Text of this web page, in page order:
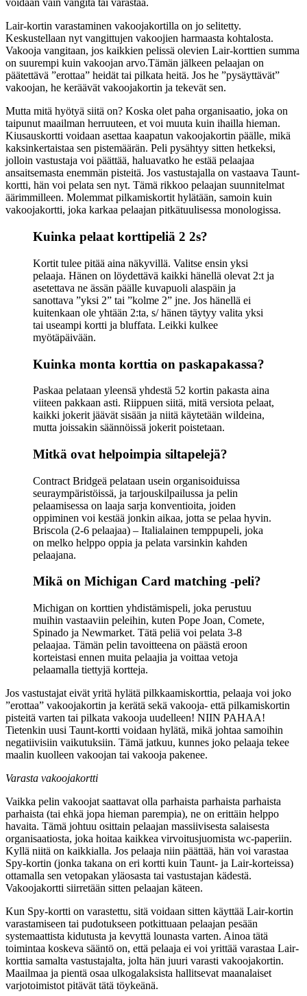
voidaan vain vangita tai varastaa.
Lair-kortin varastaminen vakoojakortilla on jo selitetty.
Keskustellaan nyt vangittujen vakoojien harmaasta kohtalosta.
Vakooja vangitaan, jos kaikkien pelissä olevien Lair-korttien summa
on suurempi kuin vakoojan arvo.Tämän jälkeen pelaajan on
päätettävä ”erottaa” heidät tai pilkata heitä. Jos he ”pysäyttävät”
vakoojan, he keräävät vakoojakortin ja tekevät sen.
Mutta mitä hyötyä siitä on? Koska olet paha organisaatio, joka on
taipunut maailman herruuteen, et voi muuta kuin ihailla hieman.
Kiusauskortti voidaan asettaa kaapatun vakoojakortin päälle, mikä
kaksinkertaistaa sen pistemäärän. Peli pysähtyy sitten hetkeksi,
jolloin vastustaja voi päättää, haluavatko he estää pelaajaa
ansaitsemasta enemmän pisteitä. Jos vastustajalla on vastaava Taunt-
kortti, hän voi pelata sen nyt. Tämä rikkoo pelaajan suunnitelmat
äärimmilleen. Molemmat pilkamiskortit hylätään, samoin kuin
vakoojakortti, joka karkaa pelaajan pitkätuulisessa monologissa.
Kuinka pelaat korttipeliä 2 2s?
Kortit tulee pitää aina näkyvillä. Valitse ensin yksi
pelaaja. Hänen on löydettävä kaikki hänellä olevat 2:t ja
asetettava ne ässän päälle kuvapuoli alaspäin ja
sanottava ”yksi 2” tai ”kolme 2” jne. Jos hänellä ei
kuitenkaan ole yhtään 2:ta, s/ hänen täytyy valita yksi
tai useampi kortti ja bluffata. Leikki kulkee
myötäpäivään.
Kuinka monta korttia on paskapakassa?
Paskaa pelataan yleensä yhdestä 52 kortin pakasta aina
viiteen pakkaan asti. Riippuen siitä, mitä versiota pelaat,
kaikki jokerit jäävät sisään ja niitä käytetään wildeina,
mutta joissakin säännöissä jokerit poistetaan.
Mitkä ovat helpoimpia siltapelejä?
Contract Bridgeä pelataan usein organisoiduissa
seuraympäristöissä, ja tarjouskilpailussa ja pelin
pelaamisessa on laaja sarja konventioita, joiden
oppiminen voi kestää jonkin aikaa, jotta se pelaa hyvin.
Briscola (2-6 pelaajaa) – Italialainen temppupeli, joka
on melko helppo oppia ja pelata varsinkin kahden
pelaajana.
Mikä on Michigan Card matching -peli?
Michigan on korttien yhdistämispeli, joka perustuu
muihin vastaaviin peleihin, kuten Pope Joan, Comete,
Spinado ja Newmarket. Tätä peliä voi pelata 3-8
pelaajaa. Tämän pelin tavoitteena on päästä eroon
korteistasi ennen muita pelaajia ja voittaa vetoja
pelaamalla tiettyjä kortteja.
Jos vastustajat eivät yritä hylätä pilkkaamiskorttia, pelaaja voi joko
”erottaa” vakoojakortin ja kerätä sekä vakooja- että pilkamiskortin
pisteitä varten tai pilkata vakooja uudelleen! NIIN PAHAA!
Tietenkin uusi Taunt-kortti voidaan hylätä, mikä johtaa samoihin
negatiivisiin vaikutuksiin. Tämä jatkuu, kunnes joko pelaaja tekee
maalin kuolleen vakoojan tai vakooja pakenee.
Varasta vakoojakortti
Vaikka pelin vakoojat saattavat olla parhaista parhaista parhaista
parhaista (tai ehkä jopa hieman parempia), ne on erittäin helppo
havaita. Tämä johtuu osittain pelaajan massiivisesta salaisesta
organisaatiosta, joka hoitaa kaikkea virvoitusjuomista wc-paperiin.
Kyllä niitä on kaikkialla. Jos pelaaja niin päättää, hän voi varastaa
Spy-kortin (jonka takana on eri kortti kuin Taunt- ja Lair-korteissa)
ottamalla sen vetopakan yläosasta tai vastustajan kädestä.
Vakoojakortti siirretään sitten pelaajan käteen.
Kun Spy-kortti on varastettu, sitä voidaan sitten käyttää Lair-kortin
varastamiseen tai pudotukseen potkittuaan pelaajan pesään
systemaattista kidutusta ja kevyttä lounasta varten. Ainoa tätä
toimintaa koskeva sääntö on, että pelaaja ei voi yrittää varastaa Lair-
korttia samalta vastustajalta, jolta hän juuri varasti vakoojakortin.
Maailmaa ja pientä osaa ulkogalaksista hallitsevat maanalaiset
varjotoimistot pitävät tätä töykeänä.